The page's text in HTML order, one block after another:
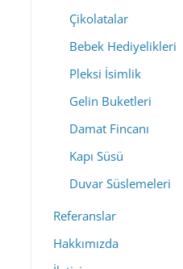
Çikolatalar
Bebek Hediyelikleri
Pleksi İsimlik
Gelin Buketleri
Damat Fincanı
Kapı Süsü
Duvar Süslemeleri
Referanslar
Hakkımızda